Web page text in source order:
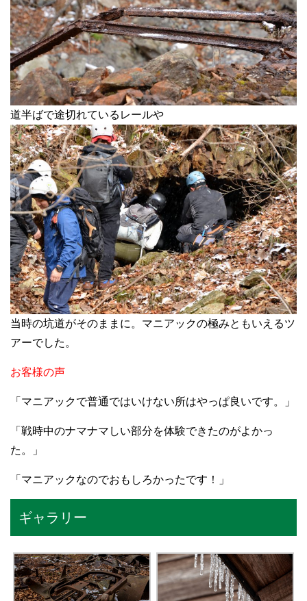
道半ばで途切れているレールや
当時の坑道がそのままに。マニアックの極みともいえるツ
アーでした。
お客様の声
「マニアックで普通ではいけない所はやっぱ良いです。」
「戦時中のナマナマしい部分を体験できたのがよかっ
た。」
「マニアックなのでおもしろかったです！」
ギャラリー